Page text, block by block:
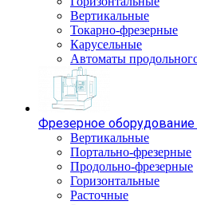
Вертикальные
Токарно-фрезерные
Карусельные
Автоматы
Фрезерное оборудование
Вертикальные
Портально-фрезерные
Продольно-фрезерные
Горизонтальные
Расточные